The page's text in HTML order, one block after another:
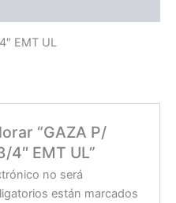
EMT UL
“GAZA P/
4″ EMT UL”
no será
están marcados